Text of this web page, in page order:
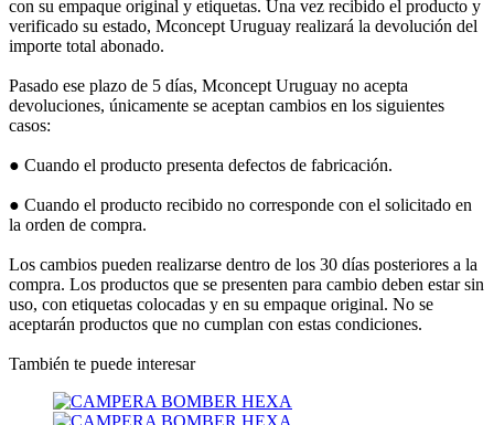
con su empaque original y etiquetas. Una vez recibido el producto y
verificado su estado, Mconcept Uruguay realizará la devolución del
importe total abonado.
Pasado ese plazo de 5 días, Mconcept Uruguay no acepta
devoluciones, únicamente se aceptan cambios en los siguientes
casos:
● Cuando el producto presenta defectos de fabricación.
● Cuando el producto recibido no corresponde con el solicitado en
la orden de compra.
Los cambios pueden realizarse dentro de los 30 días posteriores a la
compra. Los productos que se presenten para cambio deben estar sin
uso, con etiquetas colocadas y en su empaque original. No se
aceptarán productos que no cumplan con estas condiciones.
También te puede interesar